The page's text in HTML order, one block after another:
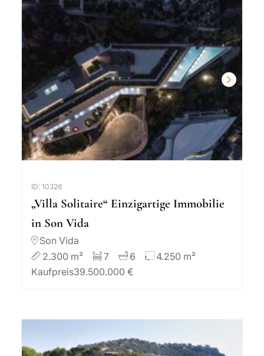
ID: 10326
„Villa Solitaire“ Einzigartige Immobilie
in Son Vida
Son Vida
2.300 m²
7 6
4.250 m²
Kaufpreis39.500.000 €